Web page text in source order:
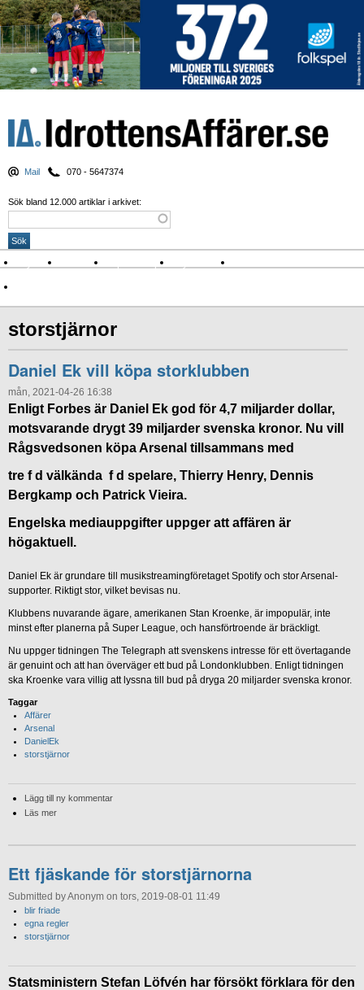
Mail 070 - 5647374
Sök bland 12.000 artiklar i arkivet:
Nyheter Krönikor Sport & spel Nyhetsbrev
storstjärnor
Daniel Ek vill köpa storklubben
mån, 2021-04-26 16:38
Enligt Forbes är Daniel Ek god för 4,7 miljarder dollar,
motsvarande drygt 39 miljarder svenska kronor. Nu vill
Rågsvedsonen köpa Arsenal tillsammans med
tre f d välkända f d spelare, Thierry Henry, Dennis
Bergkamp och Patrick Vieira.
Engelska mediauppgifter uppger att affären är
högaktuell.
Daniel Ek är grundare till musikstreamingföretaget Spotify och stor Arsenal-
supporter. Riktigt stor, vilket bevisas nu.
Klubbens nuvarande ägare, amerikanen Stan Kroenke, är impopulär, inte
minst efter planerna på Super League, och hansförtroende är bräckligt.
Nu uppger tidningen The Telegraph att svenskens intresse för ett övertagande
är genuint och att han överväger ett bud på Londonklubben. Enligt tidningen
ska Kroenke vara villig att lyssna till bud på dryga 20 miljarder svenska kronor.
Taggar
Affärer
Arsenal
DanielEk
storstjärnor
Lägg till ny kommentar
Läs mer
Ett fjäskande för storstjärnorna
Submitted by Anonym on tors, 2019-08-01 11:49
blir friade
egna regler
storstjärnor
Statsministern Stefan Löfvén har försökt förklara för den